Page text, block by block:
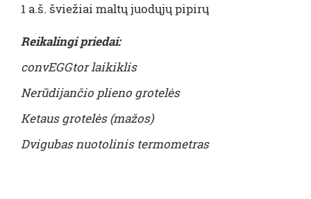
1 a.š. šviežiai maltų juodųjų pipirų
Reikalingi priedai:
convEGGtor laikiklis
Nerūdijančio plieno grotelės
Ketaus grotelės (mažos)
Dvigubas nuotolinis termometras